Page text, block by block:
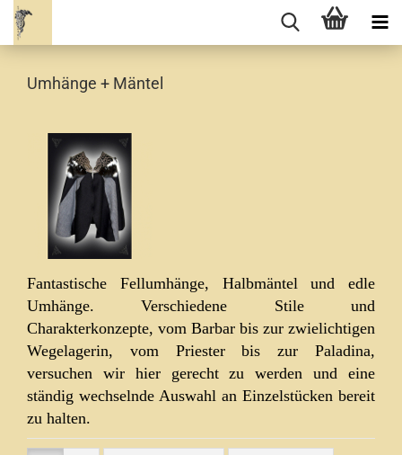
Umhänge + Mäntel
Fantastische Fellumhänge, Halbmäntel und edle
Umhänge. Verschiedene Stile und
Charakterkonzepte, vom Barbar bis zur zwielichtigen
Wegelagerin, vom Priester bis zur Paladina,
versuchen wir hier gerecht zu werden und eine
ständig wechselnde Auswahl an Einzelstücken bereit
zu halten.